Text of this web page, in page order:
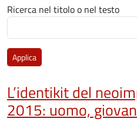
Ricerca nel titolo o nel testo
L’identikit del
2015: uomo,